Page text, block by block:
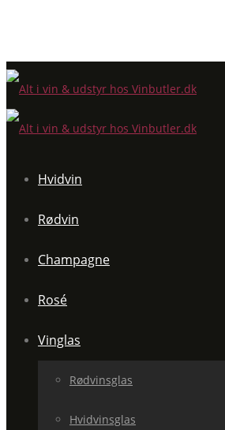
Hvidvin
Rødvin
Champagne
Rosé
Vinglas
Rødvinsglas
Hvidvinsglas